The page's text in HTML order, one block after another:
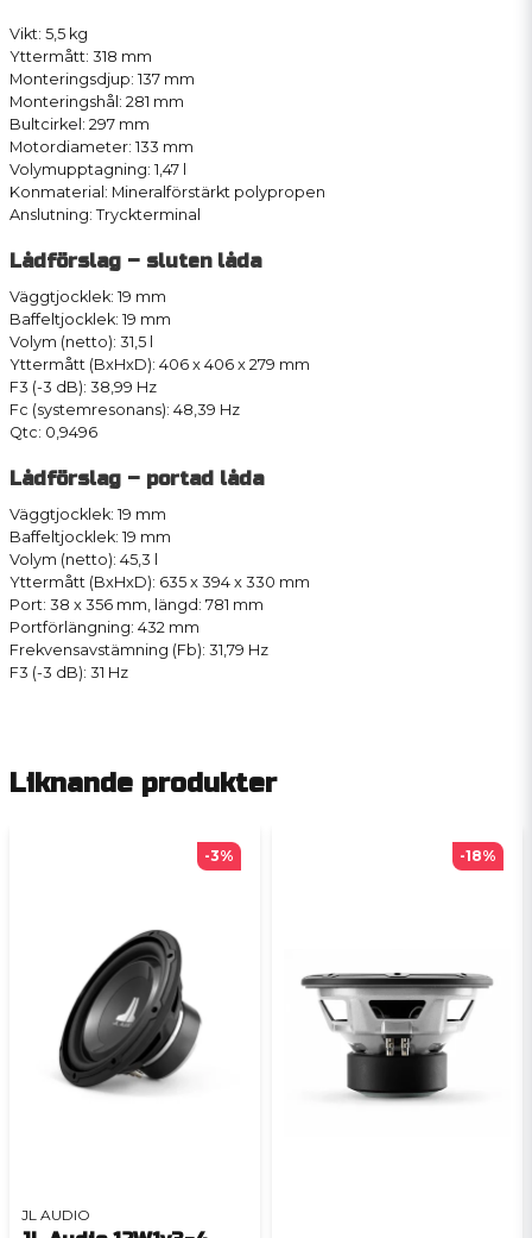
Vikt: 5,5 kg
Yttermått: 318 mm
Monteringsdjup: 137 mm
Monteringshål: 281 mm
Bultcirkel: 297 mm
Motordiameter: 133 mm
Volymupptagning: 1,47 l
Konmaterial: Mineralförstärkt polypropen
Anslutning: Tryckterminal
Lådförslag – sluten låda
Väggtjocklek: 19 mm
Baffeltjocklek: 19 mm
Volym (netto): 31,5 l
Yttermått (BxHxD): 406 x 406 x 279 mm
F3 (-3 dB): 38,99 Hz
Fc (systemresonans): 48,39 Hz
Qtc: 0,9496
Lådförslag – portad låda
Väggtjocklek: 19 mm
Baffeltjocklek: 19 mm
Volym (netto): 45,3 l
Yttermått (BxHxD): 635 x 394 x 330 mm
Port: 38 x 356 mm, längd: 781 mm
Portförlängning: 432 mm
Frekvensavstämning (Fb): 31,79 Hz
F3 (-3 dB): 31 Hz
Liknande produkter
JL AUDIO
-3% -18%